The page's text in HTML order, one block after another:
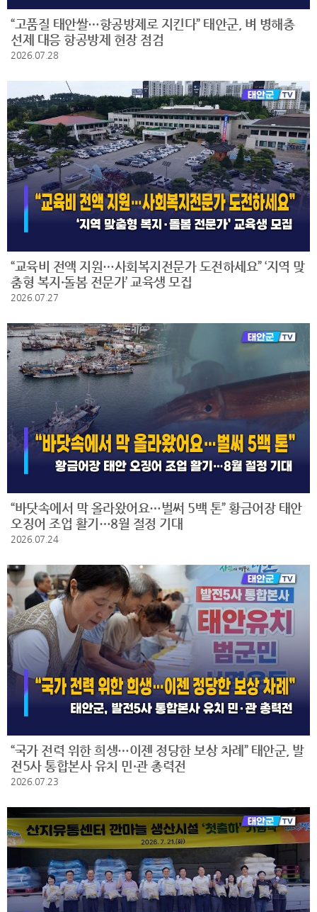
“고품질 태안쌀…항공방제로 지킨다” 태안군, 벼 병해충
선제 대응 항공방제 현장 점검
2026.07.28
“교육비 전액 지원…사회복지전문가 도전하세요” ‘지역 맞
춤형 복지·돌봄 전문가’ 교육생 모집
2026.07.27
“바닷속에서 막 올라왔어요…벌써 5백 톤” 황금어장 태안
오징어 조업 활기…8월 절정 기대
2026.07.24
“국가 전력 위한 희생…이젠 정당한 보상 차례” 태안군, 발
전5사 통합본사 유치 민·관 총력전
2026.07.23